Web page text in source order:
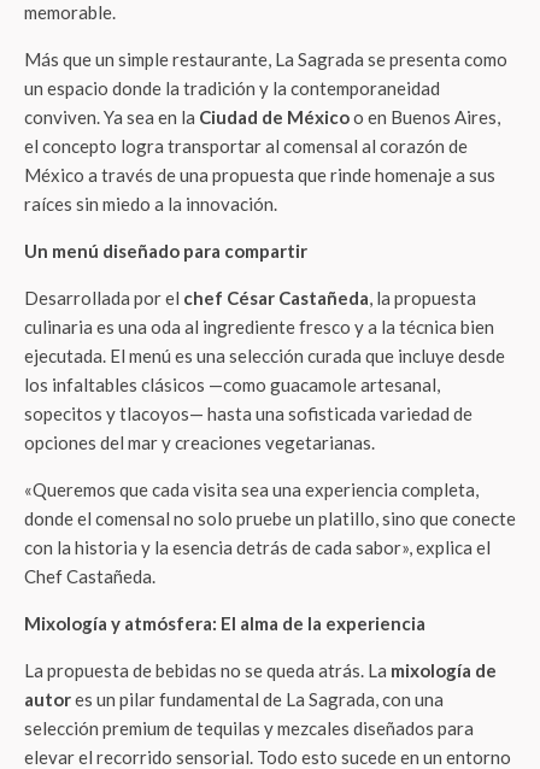
memorable.
Más que un simple restaurante, La Sagrada se presenta como
un espacio donde la tradición y la contemporaneidad
conviven. Ya sea en la Ciudad de Méxicoo en Buenos Aires,
el concepto logra transportar al comensal al corazón de
México a través de una propuesta que rinde homenaje a sus
raíces sin miedo a la innovación.
Un menú diseñado para compartir
Desarrollada por el chef César Castañeda, la propuesta
culinaria es una oda al ingrediente fresco y a la técnica bien
ejecutada. El menú es una selección curada que incluye desde
los infaltables clásicos —como guacamole artesanal,
sopecitos y tlacoyos— hasta una sofisticada variedad de
opciones del mar y creaciones vegetarianas.
«Queremos que cada visita sea una experiencia completa,
donde el comensal no solo pruebe un platillo, sino que conecte
con la historia y la esencia detrás de cada sabor», explica el
Chef Castañeda.
Mixología y atmósfera: El alma de la experiencia
La propuesta de bebidas no se queda atrás. La mixología de
autores un pilar fundamental de La Sagrada, con una
selección premium de tequilas y mezcales diseñados para
elevar el recorrido sensorial. Todo esto sucede en un entorno